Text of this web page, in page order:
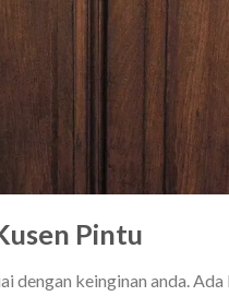
Pintu
dengan keinginan anda.